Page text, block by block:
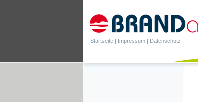
Startseite | Impressum | Datenschutz